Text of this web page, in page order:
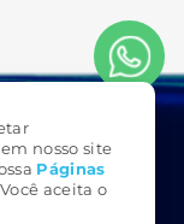
nosso site
Páginas
aceita o